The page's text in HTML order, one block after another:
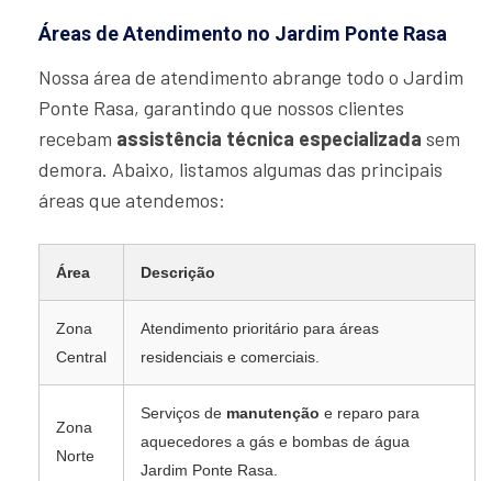
Áreas de Atendimento no Jardim Ponte Rasa
Nossa área de atendimento abrange todo o Jardim
Ponte Rasa, garantindo que nossos clientes
recebam assistência técnica especializada sem
demora. Abaixo, listamos algumas das principais
áreas que atendemos:
Área Descrição
Zona
Central
Atendimento prioritário para áreas
residenciais e comerciais.
Zona
Norte
Serviços de manutenção e reparo para
aquecedores a gás e bombas de água
Jardim Ponte Rasa.